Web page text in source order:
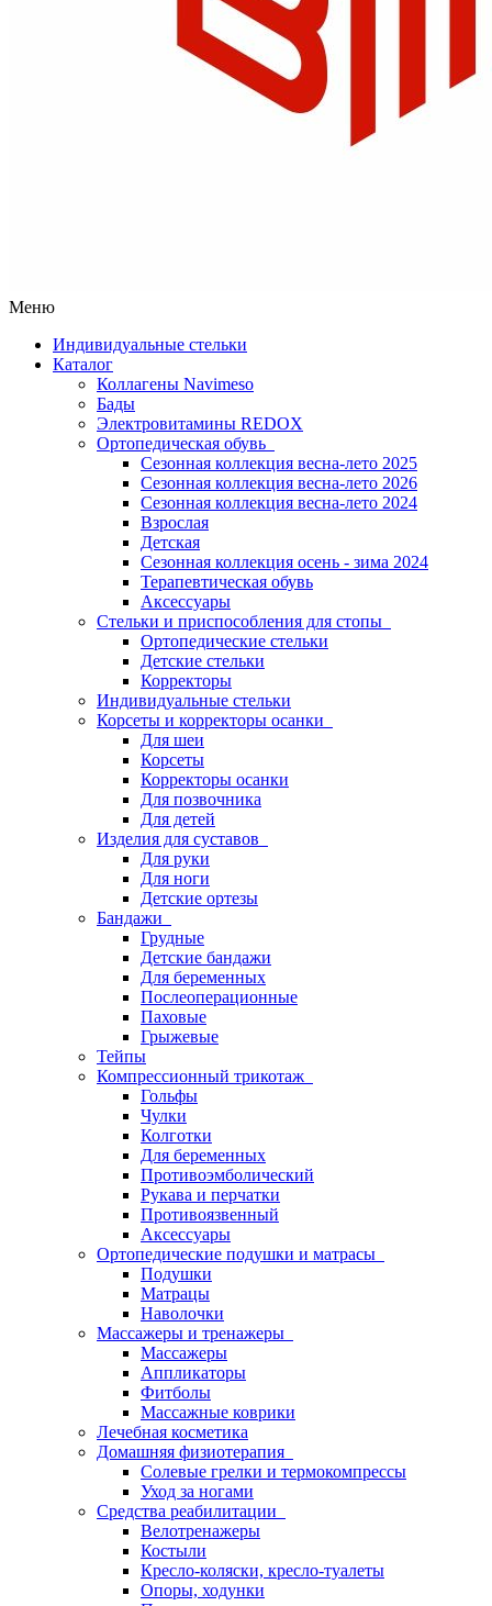
Меню
Индивидуальные стельки
Каталог
Коллагены Navimeso
Бады
Электровитамины REDOX
Ортопедическая обувь
Сезонная коллекция весна-лето 2025
Сезонная коллекция весна-лето 2026
Сезонная коллекция весна-лето 2024
Взрослая
Детская
Сезонная коллекция осень - зима 2024
Терапевтическая обувь
Аксессуары
Стельки и приспособления для стопы
Ортопедические стельки
Детские стельки
Корректоры
Индивидуальные стельки
Корсеты и корректоры осанки
Для шеи
Корсеты
Корректоры осанки
Для позвочника
Для детей
Изделия для суставов
Для руки
Для ноги
Детские ортезы
Бандажи
Грудные
Детские бандажи
Для беременных
Послеоперационные
Паховые
Грыжевые
Тейпы
Компрессионный трикотаж
Гольфы
Чулки
Колготки
Для беременных
Противоэмболический
Рукава и перчатки
Противоязвенный
Аксессуары
Ортопедические подушки и матрасы
Подушки
Матрацы
Наволочки
Массажеры и тренажеры
Массажеры
Аппликаторы
Фитболы
Массажные коврики
Лечебная косметика
Домашняя физиотерапия
Солевые грелки и термокомпрессы
Уход за ногами
Средства реабилитации
Велотренажеры
Костыли
Кресло-коляски, кресло-туалеты
Опоры, ходунки